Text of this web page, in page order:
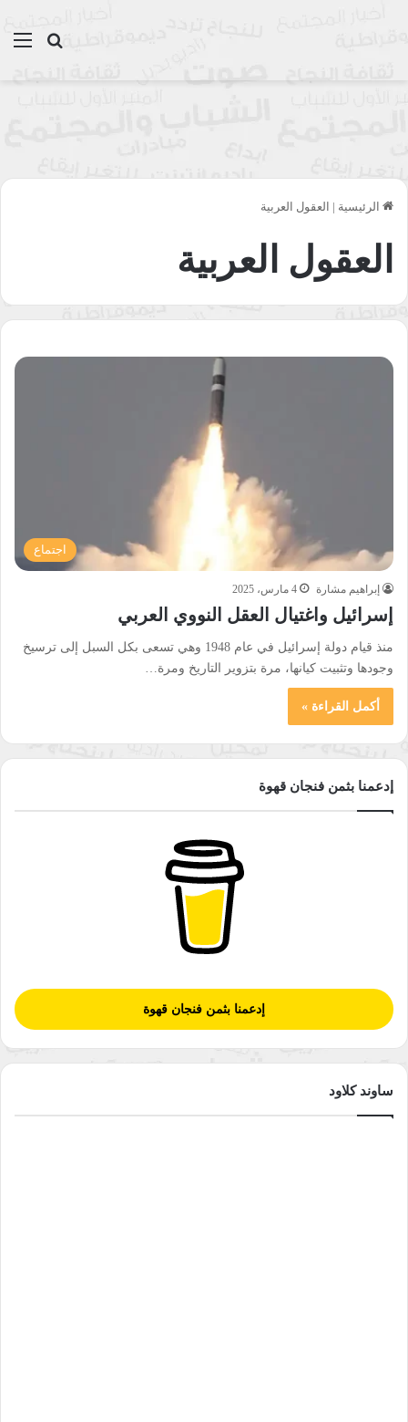
بحث
الرئيسية | العقول العربية
العقول العربية
اجتماع
إبراهيم مشارة 4 مارس، 2025
إسرائيل واغتيال العقل النووي العربي
منذ قيام دولة إسرائيل في عام 1948 وهي تسعى بكل السبل إلى ترسيخ
وجودها وتثبيت كيانها، مرة بتزوير التاريخ ومرة…
أكمل القراءة »
إدعمنا بثمن فنجان قهوة
إدعمنا بثمن فنجان قهوة
ساوند كلاود